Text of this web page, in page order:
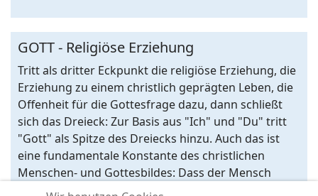
GOTT - Religiöse Erziehung
Tritt als dritter Eckpunkt die religiöse Erziehung, die
Erziehung zu einem christlich geprägten Leben, die
Offenheit für die Gottesfrage dazu, dann schließt
sich das Dreieck: Zur Basis aus "Ich" und "Du" tritt
"Gott" als Spitze des Dreiecks hinzu. Auch das ist
eine fundamentale Konstante des christlichen
Menschen- und Gottesbildes: Dass der Mensch
fähig ist, sich nach Gott auszurichten, Gott zu